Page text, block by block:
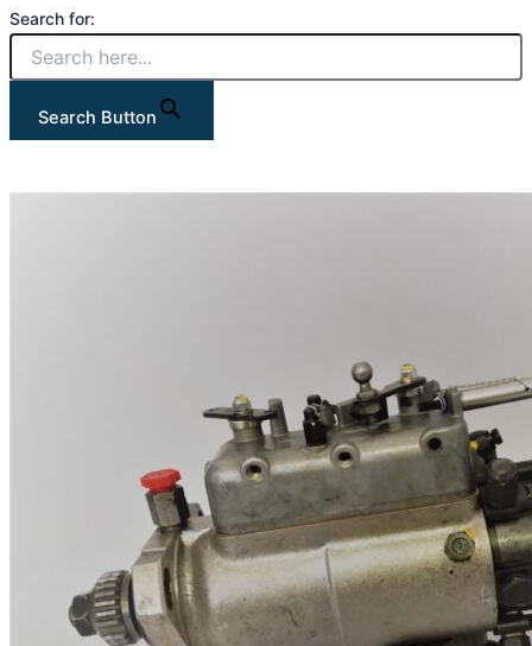
Search for:
Search Button